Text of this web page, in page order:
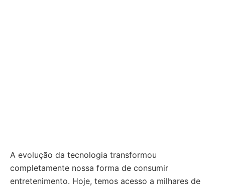
A evolução da tecnologia transformou
completamente nossa forma de consumir
entretenimento. Hoje, temos acesso a milhares de